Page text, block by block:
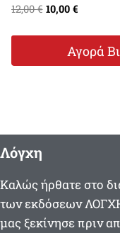
12,00€ Original
12,00 €.
10,00 €Η
είναι:
Αγορά
Λόγχη
Καλώς ήρθατε στο
των εκδόσεων
μας ξεκίνησε πριν